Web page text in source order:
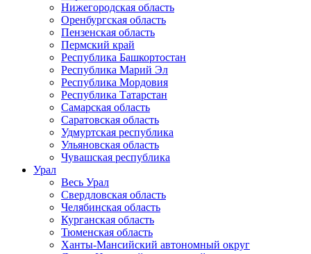
Нижегородская область
Оренбургская область
Пензенская область
Пермский край
Республика Башкортостан
Республика Марий Эл
Республика Мордовия
Республика Татарстан
Самарская область
Саратовская область
Удмуртская республика
Ульяновская область
Чувашская республика
Урал
Весь Урал
Свердловская область
Челябинская область
Курганская область
Тюменская область
Ханты-Мансийский автономный округ